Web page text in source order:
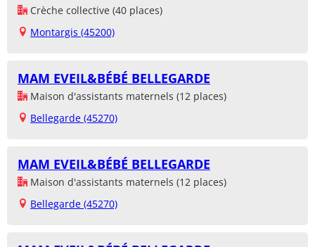
Crèche collective (40 places)
Montargis (45200)
MAM EVEIL&BÉBÉ BELLEGARDE
Maison d'assistants maternels (12 places)
Bellegarde (45270)
MAM EVEIL&BÉBÉ BELLEGARDE
Maison d'assistants maternels (12 places)
Bellegarde (45270)